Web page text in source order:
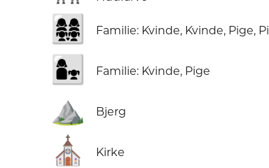
👩‍👩‍👧‍👧 Familie: Kvinde, Kvinde, Pige,
👩‍👧 Familie: Kvinde, Pige
⛰️ Bjerg
⛪ Kirke